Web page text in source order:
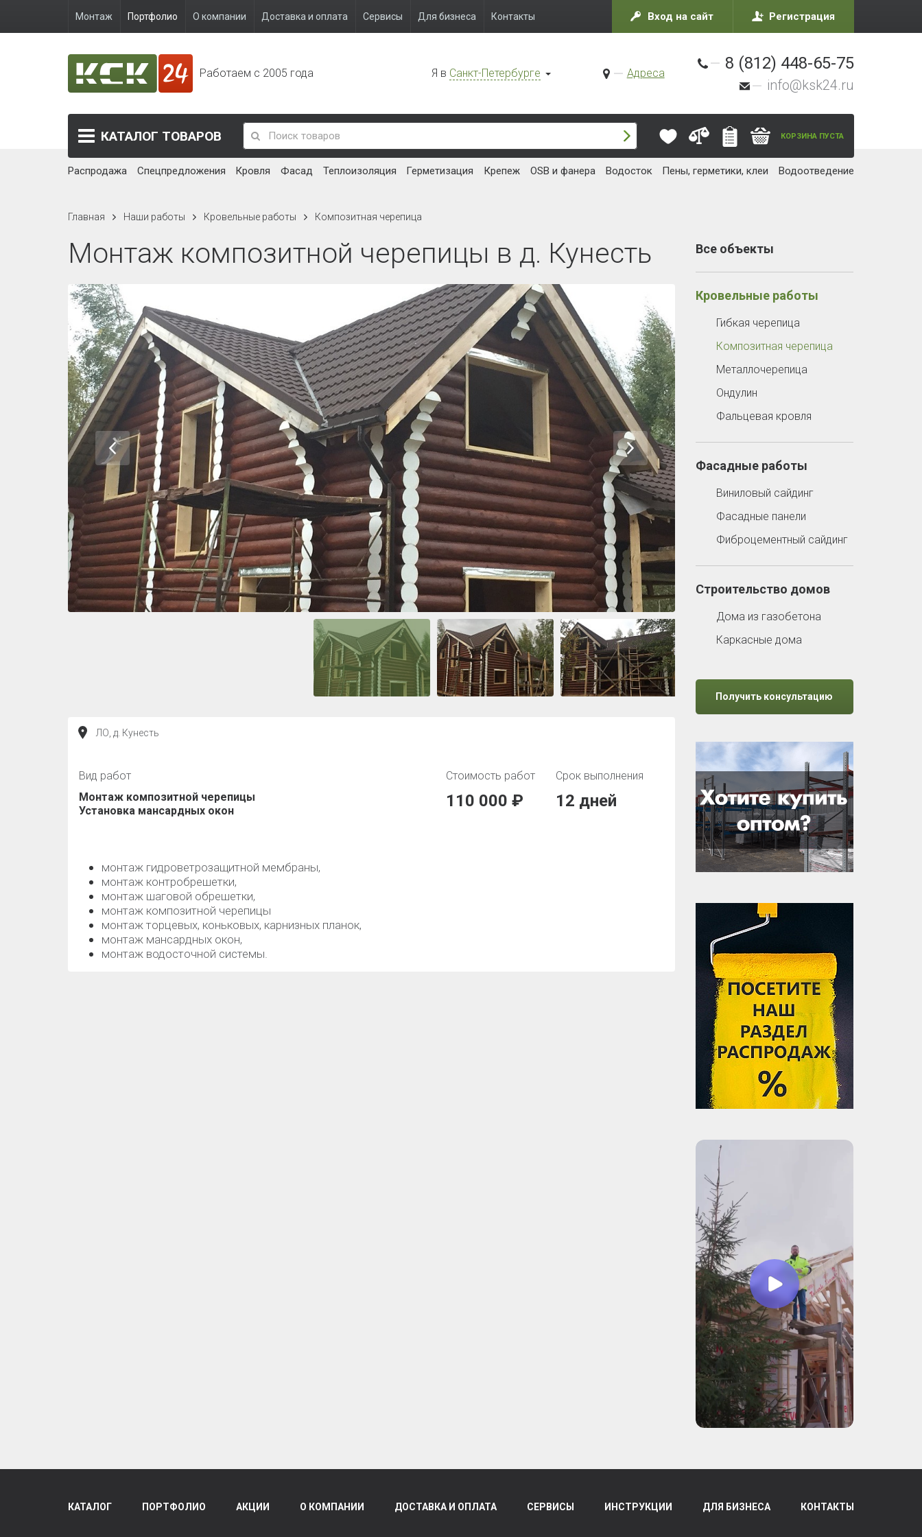
Монтаж Портфолио О компании Доставка и оплата Сервисы Для бизнеса Контакты Вход на сайт Регистрация
Работаем с 2005 года Я в Санкт-Петербурге Адреса
8 (812) 448-65-75
info@ksk24.ru
КАТАЛОГ ТОВАРОВ КОРЗИНА ПУСТА
Распродажа Спецпредложения Кровля Фасад Теплоизоляция Герметизация Крепеж OSB и фанера Водосток Пены, герметики, клеи Водоотведение
Главная Наши работы Кровельные работы Композитная черепица
Монтаж композитной черепицы в д. Кунесть
ЛО, д. Кунесть
Вид работ Стоимость работ
Срок выполнения
Монтаж композитной черепицы
Установка мансардных окон
110 000 ₽ 12 дней
монтаж гидроветрозащитной мембраны,
монтаж контробрешетки,
монтаж шаговой обрешетки,
монтаж композитной черепицы
монтаж торцевых, коньковых, карнизных планок,
монтаж мансардных окон,
монтаж водосточной системы.
Все объекты
Кровельные работы
Гибкая черепица
Композитная черепица
Металлочерепица
Ондулин
Фальцевая кровля
Фасадные работы
Виниловый сайдинг
Фасадные панели
Фиброцементный сайдинг
Строительство домов
Дома из газобетона
Каркасные дома
Получить консультацию
КАТАЛОГ ПОРТФОЛИО АКЦИИ О КОМПАНИИ ДОСТАВКА И ОПЛАТА СЕРВИСЫ ИНСТРУКЦИИ ДЛЯ БИЗНЕСА КОНТАКТЫ